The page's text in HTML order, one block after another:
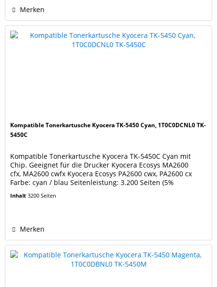
Merken
Kompatible Tonerkartusche Kyocera TK-5450 Cyan, 1T0C0DCNL0 TK-
5450C
Kompatible Tonerkartusche Kyocera TK-5450C Cyan mit
Chip. Geeignet für die Drucker Kyocera Ecosys MA2600
cfx, MA2600 cwfx Kyocera Ecosys PA2600 cwx, PA2600 cx
Farbe: cyan / blau Seitenleistung: 3.200 Seiten (5%
5450 Cyan. Ersetzt Original Kyocera Tonerkartusche TK-
Inhalt3200 Seiten
Merken